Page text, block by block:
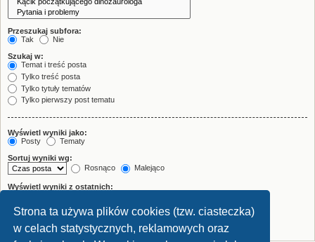
Strona ta używa plików cookies (tzw. ciasteczka)
w celach statystycznych, reklamowych oraz
Przeszukaj subfora:
Tak
Nie
Szukaj w:
Temat i treść posta
Tylko treść posta
Tylko tytuły tematów
Tylko pierwszy post tematu
Wyświetl wyniki jako:
Posty
Tematy
Sortuj wyniki wg:
Rosnąco
Malejąco
Wyświetl wyniki z ostatnich:
Wyświetl pierwsze:
znaków w poście